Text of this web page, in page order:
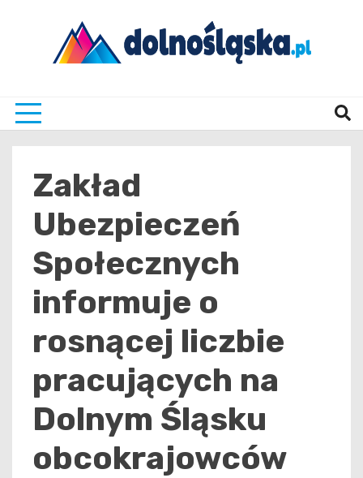
Zakład
Ubezpieczeń
Społecznych
informuje o
rosnącej liczbie
pracujących na
Dolnym Śląsku
obcokrajowców